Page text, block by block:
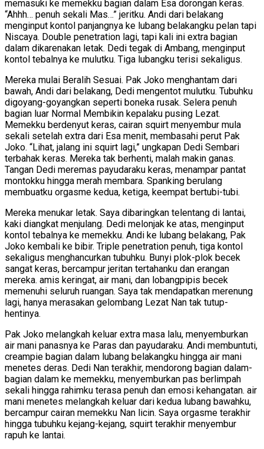
memasuki ke memekku bagian dalam Esa dorongan keras.
“Ahhh… penuh sekali Mas…” jeritku. Andi dari belakang
menginput kontol panjangnya ke lubang belakangku pelan tapi
Niscaya. Double penetration lagi, tapi kali ini extra bagian
dalam dikarenakan letak. Dedi tegak di Ambang, menginput
kontol tebalnya ke mulutku. Tiga lubangku terisi sekaligus.
Mereka mulai Beralih Sesuai. Pak Joko menghantam dari
bawah, Andi dari belakang, Dedi mengentot mulutku. Tubuhku
digoyang-goyangkan seperti boneka rusak. Selera penuh
bagian luar Normal Membikin kepalaku pusing Lezat.
Memekku berdenyut keras, cairan squirt menyembur mula
sekali setelah extra dari Esa menit, membasahi perut Pak
Joko. “Lihat, jalang ini squirt lagi,” ungkapan Dedi Sembari
terbahak keras. Mereka tak berhenti, malah makin ganas.
Tangan Dedi meremas payudaraku keras, menampar pantat
montokku hingga merah membara. Spanking berulang
membuatku orgasme kedua, ketiga, keempat bertubi-tubi.
Mereka menukar letak. Saya dibaringkan telentang di lantai,
kaki diangkat menjulang. Dedi melonjak ke atas, menginput
kontol tebalnya ke memekku. Andi ke lubang belakang, Pak
Joko kembali ke bibir. Triple penetration penuh, tiga kontol
sekaligus menghancurkan tubuhku. Bunyi plok-plok becek
sangat keras, bercampur jeritan tertahanku dan erangan
mereka. amis keringat, air mani, dan lobangpipis becek
memenuhi seluruh ruangan. Saya tak mendapatkan merenung
lagi, hanya merasakan gelombang Lezat Nan tak tutup-
hentinya.
Pak Joko melangkah keluar extra masa lalu, menyemburkan
air mani panasnya ke Paras dan payudaraku. Andi membuntuti,
creampie bagian dalam lubang belakangku hingga air mani
menetes deras. Dedi Nan terakhir, mendorong bagian dalam-
bagian dalam ke memekku, menyemburkan pas berlimpah
sekali hingga rahimku terasa penuh dan emosi kehangatan. air
mani menetes melangkah keluar dari kedua lubang bawahku,
bercampur cairan memekku Nan licin. Saya orgasme terakhir
hingga tubuhku kejang-kejang, squirt terakhir menyembur
rapuh ke lantai.